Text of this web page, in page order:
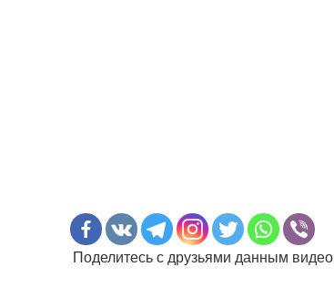
Поделитесь с друзьями данным видео